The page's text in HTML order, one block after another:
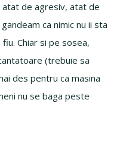
atat de agresiv, atat de
ca nimic nu ii sta
Chiar si pe sosea,
(trebuie sa
des pentru ca masina
nu se baga peste